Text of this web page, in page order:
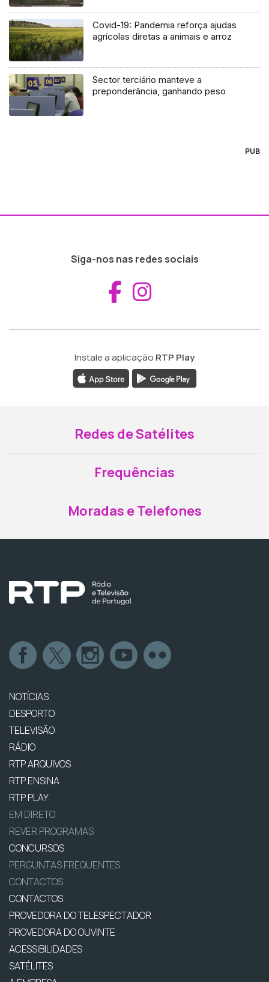
Covid-19: Pandemia reforça ajudas
agrícolas diretas a animais e arroz
Sector terciário manteve a
preponderância, ganhando peso
PUB
Siga-nos nas redes sociais
Aceder ao
Instale a aplicação RTP Play
Redes de Satélites
Frequências
Moradas e Telefones
NOTÍCIAS
DESPORTO
TELEVISÃO
RÁDIO
RTP ARQUIVOS
RTP ENSINA
RTP PLAY
EM DIRETO
REVER PROGRAMAS
CONCURSOS
PERGUNTAS FREQUENTES
CONTACTOS
CONTACTOS
PROVEDORA DO TELESPECTADOR
PROVEDORA DO OUVINTE
ACESSIBILIDADES
SATÉLITES